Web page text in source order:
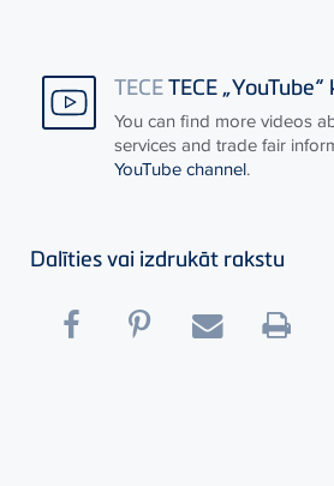
TECETECE
You can find more videos
services and trade fair
YouTube channel.
Dalīties vai izdrukāt rakstu